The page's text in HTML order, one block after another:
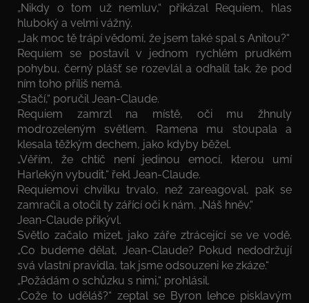
„Nikdy o tom už nemluv,“ přikázal Requiem, hlas
hluboký a velmi vážný.
„Jak moc tě trápí vědomí, že jsem také spal s Anitou?“
Requiem se postavil v jednom rychlém prudkém
pohybu, černý plášť se rozevlál a odhalil tak, že pod
ním toho příliš nemá.
„Stačí,“ poručil Jean-Claude.
Requiem zamrzl na místě, oči mu žhnuly
modrozeleným světlem. Ramena mu stoupala a
klesala těžkým dechem, jako kdyby běžel.
„Věřím, že chtíč není jedinou emocí, kterou umí
Harlekýn vybudit,“ řekl Jean-Claude.
Requiemovi chvilku trvalo, než zareagoval, pak se
zamračil a otočil ty zářící oči k nám. „Náš hněv.“
Jean-Claude přikývl.
Světlo začalo mizet, jako záře ztrácející se ve vodě.
„Co budeme dělat, Jean-Claude? Pokud nedodržují
svá vlastní pravidla, tak jsme odsouzeni ke zkáze.“
„Požádám o schůzku s nimi,“ prohlásil.
„Cože to uděláš?“ zeptal se Byron lehce pisklavým